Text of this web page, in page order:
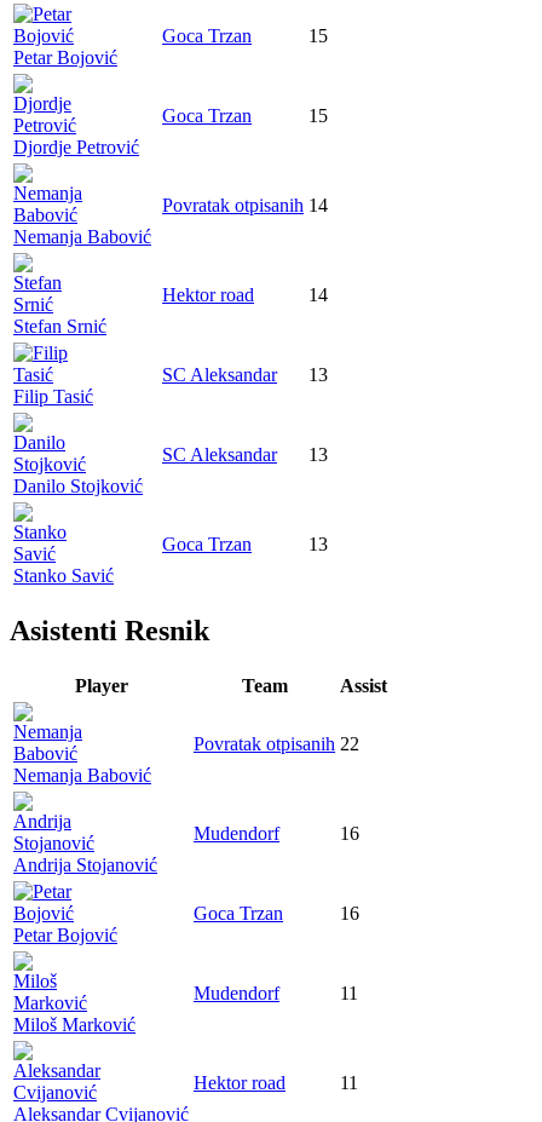
Petar Bojović
Goca Trzan 15
Djordje Petrović
Goca Trzan 15
Nemanja Babović
Povratak otpisanih 14
Stefan Srnić
Hektor road 14
Filip Tasić
SC Aleksandar 13
Danilo Stojković
SC Aleksandar 13
Stanko Savić
Goca Trzan 13
Asistenti Resnik
Player Team Assist
Nemanja Babović
Povratak otpisanih 22
Andrija Stojanović
Mudendorf 16
Petar Bojović
Goca Trzan 16
Miloš Marković
Mudendorf 11
Aleksandar Cvijanović
Hektor road 11